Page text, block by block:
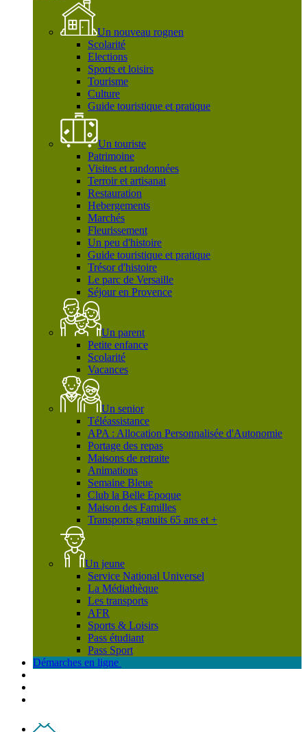
Un nouveau rognen
Scolarité
Elections
Sports et loisirs
Tourisme
Culture
Guide touristique et pratique
Un touriste
Patrimoine
Visites et randonnées
Terroir et artisanat
Restauration
Hebergements
Marchés
Fleurissement
Un peu d'histoire
Guide touristique et pratique
Trésor d'histoire
Le parc de Versaille
Séjour en Provence
Un parent
Petite enfance
Scolarité
Vacances
Un senior
Téléassistance
APA : Allocation Personnalisée d'Autonomie
Portage des repas
Maisons de retraite
Animations
Semaine Bleue
Club la Belle Epoque
Maison des Familles
Transports gratuits 65 ans et +
Un jeune
Service National Universel
La Médiathèque
Les transports
AFR
Sports & Loisirs
Pass étudiant
Pass Sport
Démarches en ligne
Contact